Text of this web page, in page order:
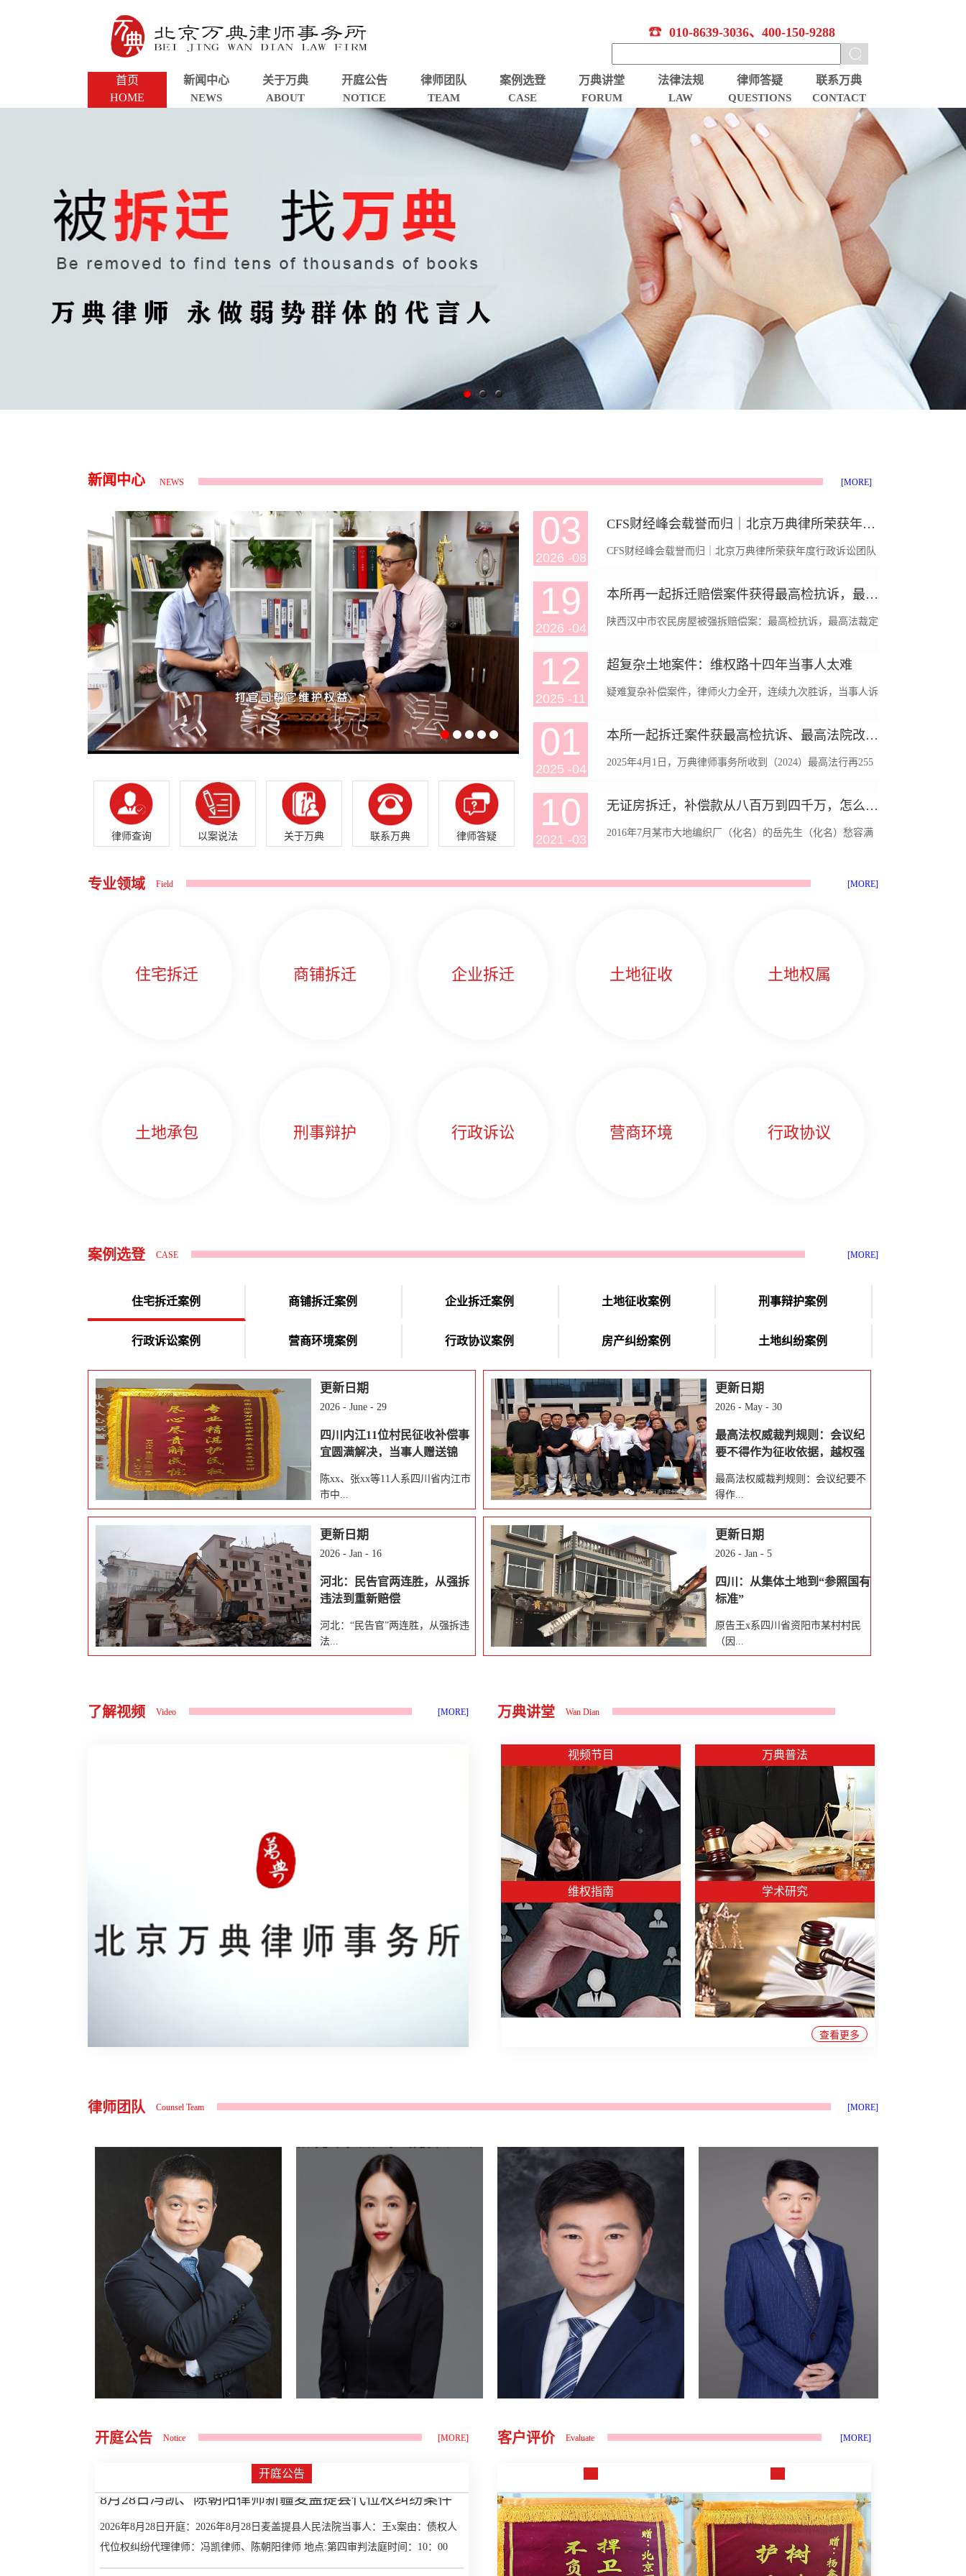
010-8639-3036、400-150-9288
首页
HOME
新闻中心
NEWS
关于万典
ABOUT
开庭公告
NOTICE
律师团队
TEAM
案例选登
CASE
万典讲堂
FORUM
法律法规
LAW
律师答疑
QUESTIONS
联系万典
CONTACT
新闻中心 NEWS [MORE]
律师查询 以案说法 关于万典 联系万典 律师答疑
03
2026 -08
CFS财经峰会载誉而归｜北京万典律所荣获年度行政诉讼团队
CFS财经峰会载誉而归｜北京万典律所荣获年度行政诉讼团队
19
2026 -04
本所再一起拆迁赔偿案件获得最高检抗诉，最高法提审
陕西汉中市农民房屋被强拆赔偿案：最高检抗诉，最高法裁定
12
2025 -11
超复杂土地案件：维权路十四年当事人太难
疑难复杂补偿案件，律师火力全开，连续九次胜诉，当事人诉
01
2025 -04
本所一起拆迁案件获最高检抗诉、最高法院改判：农民胜诉，市政府和街道办违法
2025年4月1日，万典律师事务所收到（2024）最高法行再255
10
2021 -03
无证房拆迁，补偿款从八百万到四千万，怎么做到的？
2016年7月某市大地编织厂（化名）的岳先生（化名）愁容满
征收项目的补偿方案制定的很苛刻，对征收范围内的企业非常
专业领域 Field [MORE]
住宅拆迁 商铺拆迁 企业拆迁 土地征收 土地权属
土地承包 刑事辩护 行政诉讼 营商环境 行政协议
案例选登 CASE [MORE]
住宅拆迁案例
更新日期
2026 - June - 29
四川内江11位村民征收补偿事
宜圆满解决，当事人赠送锦
陈xx、张xx等11人系四川省内江市
市中...
区某村村民，在本村拥有合法的宅
基地及承包地。2022年3月8日，四
川省人民政府作出相关征地批复，
当事人的承包地被纳入征收范围。
因对征收补偿事宜有异议，当事人
委托北京万典律师事务所姜泉、李
晓静二位律师代理案件。维权之路
承包地：确认强制清表违法2022年
的合法权益，万典律师帮助当事人
及其他附属设施、承包地及附属物
被纳入征收范围。2025年3月17
日，市中区人民政府作出《征地补
人及其房屋的基本事实认定错误且
法，未依法履行相应的征地程序，
涉案补偿安置决定书。三、涉案项
目未制定合法有效的补偿安置方
案，市中区人民政府作出涉案补偿
安置决定书缺乏合法性的前提条
件。《中华人民共和国土地管理法
实施条例》第二十七条：“县级以上
地方人民政府应当依据社会稳定风
险评估结果，结合土地现状调查情
况，组织自然资源、财政、农业农
村、人力资源和社会保障等有关部
门拟定征地补偿安置方案。征地补
偿安置方案应当包括征收范围、土
地现...
更新日期
2026 - May - 30
最高法权威裁判规则：会议纪
要不得作为征收依据，越权强
最高法权威裁判规则：会议纪要不
得作...
为征收依据，越权强拆房屋违法｜
经典胜诉案例（附判决书全文）
【律师简介】办案律师团队王卫
洲，北京万典律师事务所律师；陈
海峰，北京万典律师事务所律师。
【经典胜诉案例·最高法再审改判标
杆】案件案号：(2024)最高法行再
255号案件核心意义：最高法明
以“内部会议纪要”“工作安排”为
拆迁，在未取得合法征地批复、未
签订补偿协议的情况下，强制拆除
百姓房屋。此类违规操作，往往让
普通百姓维权无门，一二审诉讼屡
屡受挫，合法权益难以保障。本次
由王卫洲律师团队代理的经典再审
案件，经最高检抗诉、最高法提审
改判，成为全国征地拆迁领域遏制
越权征收、规范行政强拆行为的权
威判例。一、案件基本背景当事人
陈先生在福清市拥有合法祖遗房
屋，房屋产权清晰、手续完备。
2016年，当地环城路建设指挥部仅
通过内部专题会议纪要，私自将包
含当事人房屋在内的6栋民房纳入
征迁范围，约定参照其他路段补偿
标准执行，全程未上报审批、未履
行法定征地流程。2017年，福建省
人民政府正式征地批复下发，明确
视法定审批流程，在未与当事人签
行的情况下，于2018年直接强制拆
除当事人合法房屋。二、艰难维权
历程，逆势翻盘纠错房屋被无故强
拆后，当事人依法提起行政诉讼，
一审法院公正判决：确认当地政
府、街道办强制拆除行为违法。但
行政机关不服判决提起上诉，二审
法院作出错误裁定，全盘推翻一审
结果，以“无证据证明行政强拆”为
由，驳回当事人起诉，让当事人维
权陷入绝境。面对二审错误裁定、
维权无路的困境，当事人慕名委托
王卫洲律师团...
更新日期
2026 - Jan - 16
河北：民告官两连胜，从强拆
违法到重新赔偿
河北：“民告官”两连胜，从强拆违
法...
补偿安置方案制定程序和评估结果
合法的证据，故其作出的赔偿决定
属事实不清，主要证据不足，依法
除，当事人委托北京万典律师事务
所姜泉、吕磊、杨鑫亮律师代理案
件，经过诉讼，石家庄市中级人民
法院作出行政判决书，判决确认区
政府强制拆除原告房屋的行为违
法，该判决已经生效。行政赔偿确
认强拆违法之后，区政府迟迟不给
原告公平合理的赔偿，紧接着万典
律师帮助原告于2025年3月24日向
被告xx区政府邮寄国家赔偿申请，
区政府收到申请书后，于2025年5
月7日作出《行政赔偿决定书》。
律师认为该《行政赔偿决定书》认
定事实不清，于是帮助原告向石家
庄市人民政府提起行政复议，市政
府于2025年7月9日作出行政复议决
定，维持了区政府的行政赔偿决
家庄市中级人民法院提起行政诉
更新日期
2026 - Jan - 5
四川：从集体土地到“参照国有
标准”
原告王x系四川省资阳市某村村民
（因...
土地建设用地使用证》。2008年8
月，王x按照当地规定，对“2002年
房屋”补办了手续，并取得了房屋所
有权面积为866.69平方米的《房屋
所有权证》。之后王x及其家人在
该房屋居住生活。2014年12月9
日，四川省人民政府作出《关于xx
县2014年第3批城市建设用地的批
复》，原告房屋在征收范围内。
2018年8月22日，xx公司对案涉房
屋进行房屋面积量算，载明总层数
4层，总建筑面积954.68平方米。在
征收期间因补偿安置事宜迟迟未解
决，原告委托北京万典律师事务所
姜泉、杨鑫亮二位律师代理案件，
万典律师帮助原告提起履职之诉，
资阳市中级人民法院判决要求xx县
政府进行履职。2025年6月20日，
被告xx县人民政府对原告作出《征
准实施征收，根据《土地管理法》
第四十七条第一款“国家征收土地
的，依照法定程序批准后，由县级
以上地方人民政府予以公告并组织
实施。”之规定，被告xx县政府作为
案涉集体土地征收的实施主体，作
出案涉《补偿决定书》具有法定职
权，同时，其作为本案被告主体适
格。根据原、被告的诉辩陈述，本
院确定本案的争议焦点为被告作出
的案涉《补偿决定书》所载明的补
偿安置方式、项目、标准是否符合
法律法规及补偿安置政策规定。首
先，从案涉《xx镇x村3、4组房屋
征收补偿安置方案》所载明的补偿
安置方式可见，可供被征收人选择
的安置补偿方式为货币补偿(每人20
人建筑面积40平方米的房屋)以及当
商铺拆迁案例 企业拆迁案例 土地征收案例 刑事辩护案例
行政诉讼案例 营商环境案例 行政协议案例 房产纠纷案例 土地纠纷案例
了解视频 Video [MORE] 万典讲堂 Wan Dian
视频节目 万典普法
维权指南 学术研究
查看更多
律师团队 Counsel Team [MORE]
开庭公告 Notice [MORE]
开庭公告
8月28日冯凯、陈朝阳律师新疆麦盖提县代位权纠纷案件
2026年8月28日开庭：2026年8月28日麦盖提县人民法院当事人：王x案由：债权人
代位权纠纷代理律师：冯凯律师、陈朝阳律师 地点:第四审判法庭时间：10：00
8月6日姜泉、李晓静律师辽宁省高院行政复议案件开庭公
告
2026年8月6日开庭：2026年8月6日辽宁省高级人民法院当事人：吕xx、侯xx等人案
由：不履行法定职责及行政复议代理律师：姜泉律师、李晓静律师地点:新楼第五
客户评价 Evaluate [MORE]